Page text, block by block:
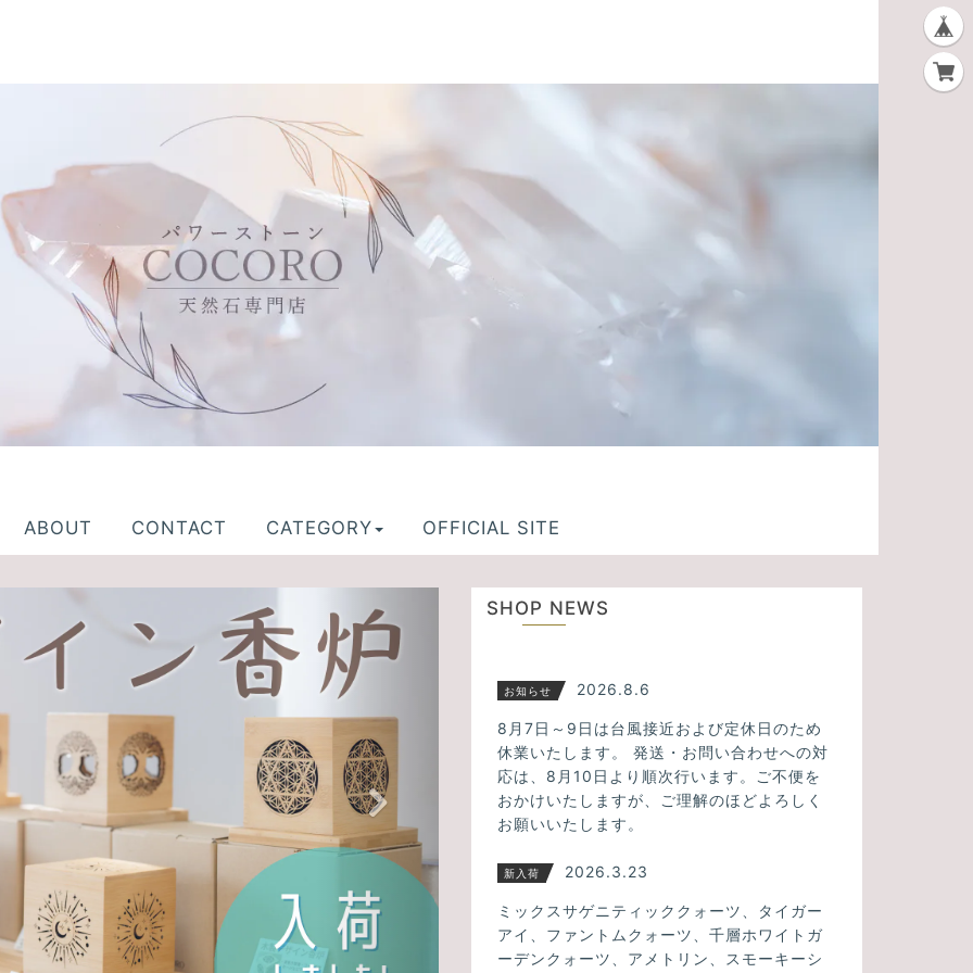
ABOUT CONTACT CATEGORY OFFICIAL SITE
N
e
SHOP NEWS
お知らせ 2026.8.6
8月7日～9日は台風接近および定休日のため
休業いたします。 発送・お問い合わせへの対
応は、8月10日より順次行います。ご不便を
おかけいたしますが、ご理解のほどよろしく
お願いいたします。
新入荷 2026.3.23
ミックスサゲニティッククォーツ、タイガー
アイ、ファントムクォーツ、千層ホワイトガ
ーデンクォーツ、アメトリン、スモーキーシ